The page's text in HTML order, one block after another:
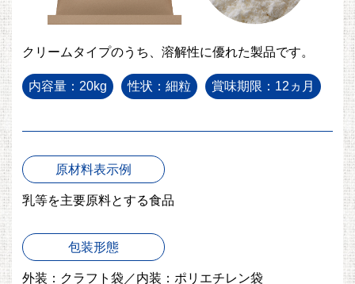
クリームタイプのうち、溶解性に優れた製品です。
内容量：20kg 性状：細粒 賞味期限：12ヵ月
原材料表示例
乳等を主要原料とする食品
包装形態
外装：クラフト袋／内装：ポリエチレン袋